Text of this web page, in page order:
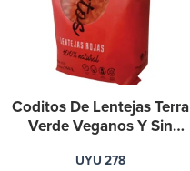
Coditos De Lentejas Terra
Verde Veganos Y Sin
UYU 278